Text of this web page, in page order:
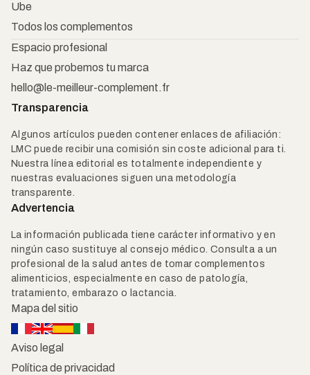
Ube
Todos los complementos
Espacio profesional
Haz que probemos tu marca
hello@le-meilleur-complement.fr
Transparencia
Algunos artículos pueden contener enlaces de afiliación:
LMC puede recibir una comisión sin coste adicional para ti.
Nuestra línea editorial es totalmente independiente y
nuestras evaluaciones siguen una metodología
transparente.
Advertencia
La información publicada tiene carácter informativo y en
ningún caso sustituye al consejo médico. Consulta a un
profesional de la salud antes de tomar complementos
alimenticios, especialmente en caso de patología,
tratamiento, embarazo o lactancia.
Mapa del sitio
Aviso legal
Política de privacidad